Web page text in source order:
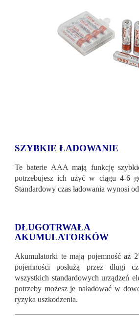
SZYBKIE ŁADOWANIE
Te baterie AAA mają funkcję
potrzebujesz ich użyć w ciągu 4-6
Standardowy czas ładowania wynosi
DŁUGOTRWAŁA
AKUMULATORKÓW
Akumulatorki te mają pojemność aż
pojemności posłużą przez długi
wszystkich standardowych urządzeń
potrzeby możesz je naładować w
ryzyka uszkodzenia.